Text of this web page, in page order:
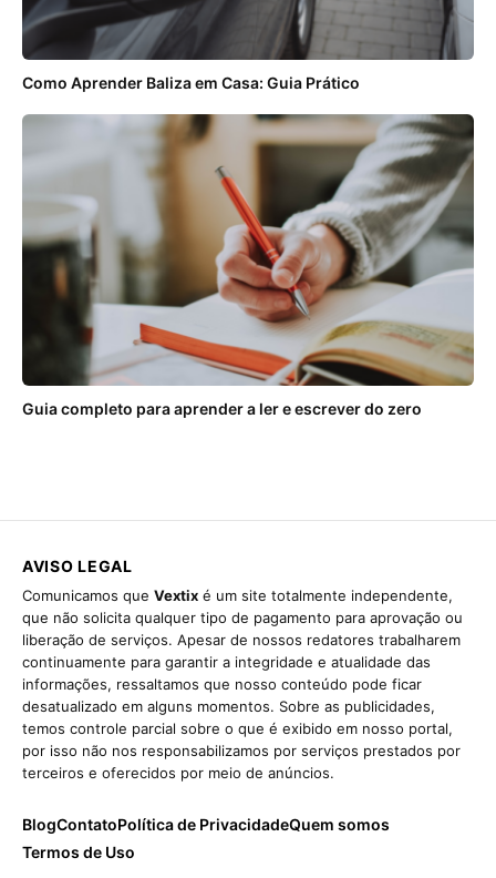
Como Aprender Baliza em Casa: Guia Prático
Guia completo para aprender a ler e escrever do zero
AVISO LEGAL
Comunicamos que Vextix é um site totalmente independente,
que não solicita qualquer tipo de pagamento para aprovação ou
liberação de serviços. Apesar de nossos redatores trabalharem
continuamente para garantir a integridade e atualidade das
informações, ressaltamos que nosso conteúdo pode ficar
desatualizado em alguns momentos. Sobre as publicidades,
temos controle parcial sobre o que é exibido em nosso portal,
por isso não nos responsabilizamos por serviços prestados por
terceiros e oferecidos por meio de anúncios.
BlogContatoPolítica de PrivacidadeQuem somos
Termos de Uso